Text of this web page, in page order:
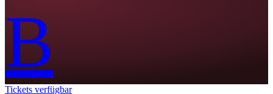
B
Tickets verfügbar